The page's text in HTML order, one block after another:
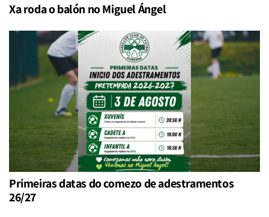
Xa roda o balón no Miguel Ángel
Primeiras datas do comezo de adestramentos
26/27